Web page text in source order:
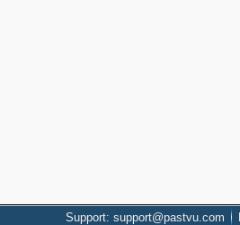
Support: support@pastvu.com